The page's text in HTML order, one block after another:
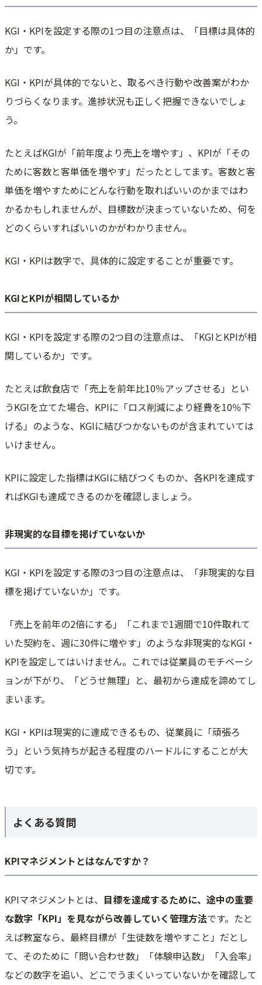
KGI・KPIを設定する際の1つ目の注意点は、「目標は具体的
か」です。
KGI・KPIが具体的でないと、取るべき行動や改善案がわか
りづらくなります。進捗状況も正しく把握できないでしょ
う。
たとえばKGIが「前年度より売上を増やす」、KPIが「その
ために客数と客単価を増やす」だったとしてます。客数と客
単価を増やすためにどんな行動を取ればいいのかまではわ
かるかもしれませんが、目標数が決まっていないため、何を
どのくらいすればいいのかがわかりません。
KGI・KPIは数字で、具体的に設定することが重要です。
KGIとKPIが相関しているか
KGI・KPIを設定する際の2つ目の注意点は、「KGIとKPIが相
関しているか」です。
たとえば飲食店で「売上を前年比10％アップさせる」とい
うKGIを立てた場合、KPIに「ロス削減により経費を10％下
げる」のような、KGIに結びつかないものが含まれていては
いけません。
KPIに設定した指標はKGIに結びつくものか、各KPIを達成す
ればKGIも達成できるのかを確認しましょう。
非現実的な目標を掲げていないか
KGI・KPIを設定する際の3つ目の注意点は、「非現実的な目
標を掲げていないか」です。
「売上を前年の2倍にする」「これまで1週間で10件取れて
いた契約を、週に30件に増やす」のような非現実的なKGI・
KPIを設定してはいけません。これでは従業員のモチベーシ
ョンが下がり、「どうせ無理」と、最初から達成を諦めてし
まいます。
KGI・KPIは現実的に達成できるもの、従業員に「頑張ろ
う」という気持ちが起きる程度のハードルにすることが大
切です。
よくある質問
KPIマネジメントとはなんですか？
KPIマネジメントとは、 目標を達成するために、途中の重要
な数字「KPI」を見ながら改善していく管理方法です。たと
えば教室なら、最終目標が「生徒数を増やすこと」だとし
て、そのために「問い合わせ数」「体験申込数」「入会率」
などの数字を追い、どこでうまくいっていないかを確認して